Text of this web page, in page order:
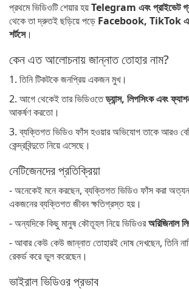
প্রথমে ভিডিওটি শেয়ার হয়Telegram এবং প্রাইভেট
থেকে তা দ্রুতই ছড়িয়ে পড়ে Facebook, TikTok
শর্টসে।
কেন এত আলোচনায় জান্নাত তোহার নাম?
1. তিনি টিকটকে জনপ্রিয় একজন মুখ।
2. আগে থেকেই তার ভিডিওতেড্যান্স, লিপসিংক এবং
আকর্ষণ করতো।
3. ব্যক্তিগত ভিডিও ফাঁস হওয়ার অভিযোগ তাকে আরও
কেন্দ্রবিন্দুতে নিয়ে এসেছে।
নেটিজেনদের প্রতিক্রিয়া
- অনেকেই মনে করছেন, ব্যক্তিগত ভিডিও ফাঁস করা
একজনের ব্যক্তিগত জীবন ক্ষতিগ্রস্ত হয়।
- অন্যদিকে কিছু মানুষ কৌতূহল নিয়ে ভিডিওরঅরিজিনাল
- আবার কেউ কেউ জান্নাত তোহারই দোষ দেখছেন, তিনি
রেকর্ড করে ভুল করেছেন।
ভাইরাল ভিডিওর প্রভাব